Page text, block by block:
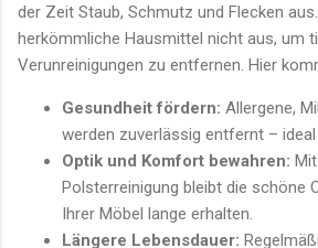
der Zeit Staub, Schmutz und Flecken
herkömmliche Hausmittel nicht aus, um
Verunreinigungen zu entfernen. Hier
Gesundheit fördern: Allergene,
werden zuverlässig entfernt –
Optik und Komfort bewahren:
Polsterreinigung bleibt die schöne
Ihrer Möbel lange erhalten.
Längere Lebensdauer: